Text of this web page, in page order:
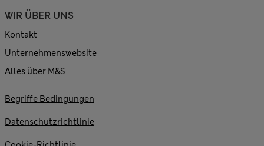
WIR ÜBER UNS
Kontakt
Unternehmenswebsite
Alles über M&S
Begriffe Bedingungen
Datenschutzrichtlinie